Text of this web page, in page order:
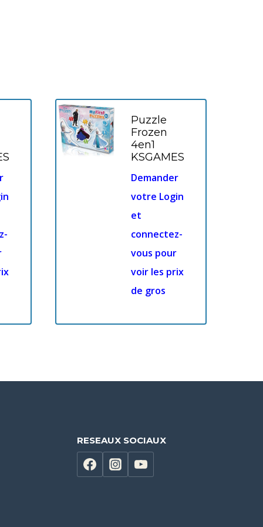
Puzzle
Frozen
4en1
KSGAMES
Demander
votre Login
et
connectez-
vous pour
voir les prix
de gros
RESEAUX SOCIAUX